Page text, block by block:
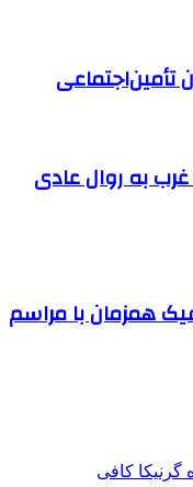
به روال عادی
همزمان با مراسم
گرنیکا کافی